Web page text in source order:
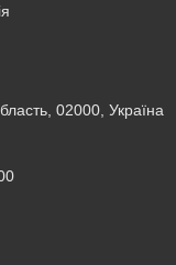
02000, Україна